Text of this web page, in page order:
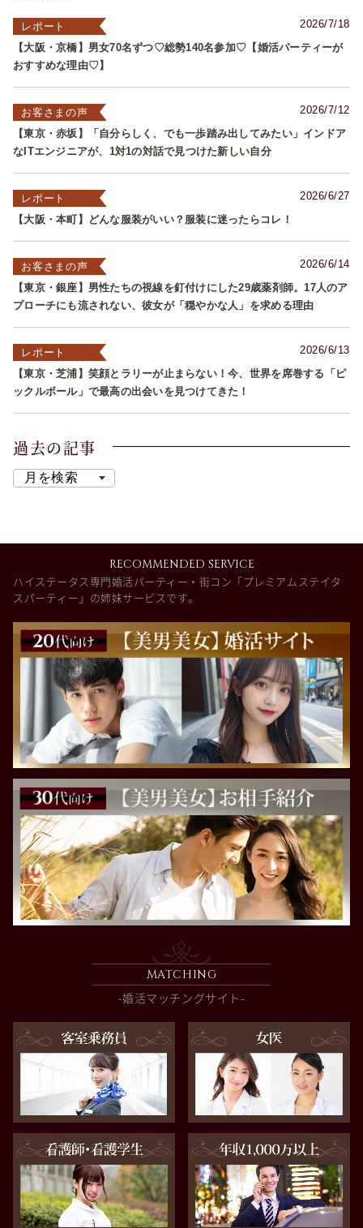
2026/7/18
レポート
【大阪・京橋】男女70名ずつ♡総勢140名参加♡【婚活パーティーが
おすすめな理由♡】
2026/7/12
お客さまの声
【東京・赤坂】「自分らしく、でも一歩踏み出してみたい」インドア
なITエンジニアが、1対1の対話で見つけた新しい自分
2026/6/27
レポート
【大阪・本町】どんな服装がいい？服装に迷ったらコレ！
2026/6/14
お客さまの声
【東京・銀座】男性たちの視線を釘付けにした29歳薬剤師。17人のア
プローチにも流されない、彼女が「穏やかな人」を求める理由
2026/6/13
レポート
【東京・芝浦】笑顔とラリーが止まらない！今、世界を席巻する「ピ
ックルボール」で最高の出会いを見つけてきた！
過去の記事
RECOMMENDED SERVICE
ハイステータス専門婚活パーティー・街コン「プレミアムステイタ
スパーティー」の姉妹サービスです。
MATCHING
-婚活マッチングサイト-